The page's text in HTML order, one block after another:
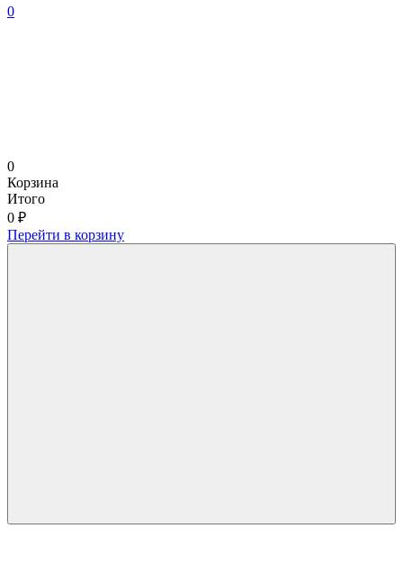
0
0
Корзина
Итого
0 ₽
Перейти в корзину